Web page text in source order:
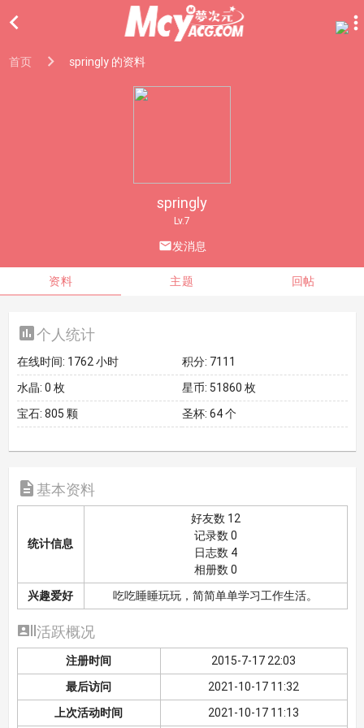

首页 springly 的资料
springly
Lv.7
发消息
资料 主题 回帖
个人统计
在线时间: 1762 小时 积分: 7111
水晶: 0 枚 星币: 51860 枚
宝石: 805 颗 圣杯: 64 个
 基本资料
统计信息
好友数 12
记录数 0
日志数 4
相册数 0
兴趣爱好
吃吃睡睡玩玩，简简单单学习工作生活。
活跃概况
注册时间
2015-7-17 22:03
最后访问
2021-10-17 11:32
上次活动时间
2021-10-17 11:13